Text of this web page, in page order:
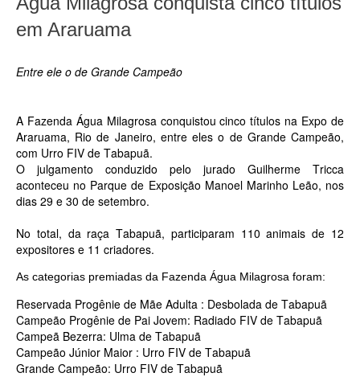
em Araruama
Entre ele o de Grande Campeão
A Fazenda Água Milagrosa conquistou cinco títulos na Expo de
Araruama, Rio de Janeiro, entre eles o de Grande Campeão,
com Urro FIV de Tabapuã.
O julgamento conduzido pelo jurado Guilherme Tricca
aconteceu no Parque de Exposição Manoel Marinho Leão, nos
dias 29 e 30 de setembro.
No total, da raça Tabapuã, participaram 110 animais de 12
expositores e 11 criadores.
As categorias premiadas da Fazenda Água Milagrosa foram:
Reservada Progênie de Mãe Adulta : Desbolada de Tabapuã
Campeão Progênie de Pai Jovem: Radiado FIV de Tabapuã
Campeã Bezerra: Ulma de Tabapuã
Campeão Júnior Maior : Urro FIV de Tabapuã
Grande Campeão: Urro FIV de Tabapuã